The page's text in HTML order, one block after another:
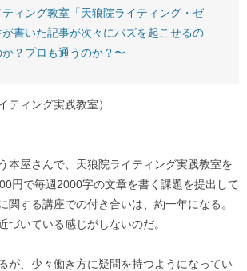
ティング教室「天狼院ライティング・ゼ
が書いた記事が次々にバズを起こせるの
？プロも通うのか？〜
ティング実践教室）
本屋さんで、天狼院ライティング実践教室を
円で毎週2000字の文章を書く課題を提出して
関する講座での付き合いは、約一年になる。
づいている感じがしないのだ。
が、少々働き方に疑問を持つようになってい